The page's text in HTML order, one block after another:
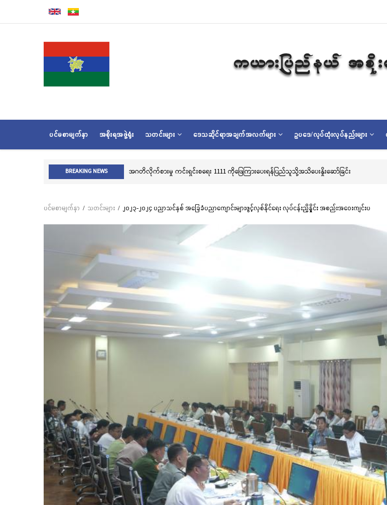
MAIN
NAVIGATION
ပင်မစာမျက်နှာ အစိုးရအဖွဲ့ရုံး သတင်းများ ဒေသဆိုင်ရာအချက်အလက်များ ဥပဒေ/လုပ်ထုံးလုပ်နည်းများ
BREAKING NEWS လွိုင်ကော်မြို့၊ သမိုင်းဝင်ဆုတောင်းပြည့် မြို့နာမ်ရွှေစေတီတော် လုံးတော်ပြည့်ရွှေသ
Breadcrumb
ပင်မစာမျက်နှာ / သတင်းများ / ၂၀၂၃-၂၀၂၄ ပညာသင်နှစ် အခြေခံပညာကျောင်းများဖွင့်လှစ်နိုင်ရေး လုပ်ငန်းညှိနှိုင်း အစည်းအဝေးကျင်းပ